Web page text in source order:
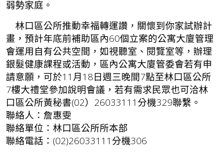
弱勢家庭。
林口區公所推動幸福轉運讚，關懷到你家試辦計
畫，預計年底前補助區內60個立案的公寓大廈管理
會運用自有公共空間，如視聽室、閱覽室等，辦理
銀髮健康課程或活動，區內公寓大廈管委會若有申
請意願，可於11月18日週三晚間7點至林口區公所
7樓大禮堂參加說明會議，若有需求民眾也可洽林
口區公所黃秘書(02）26033111分機329聯繫。
聯絡人：詹惠雯
聯絡單位：林口區公所所本部
聯絡電話：(02)26033111分機306